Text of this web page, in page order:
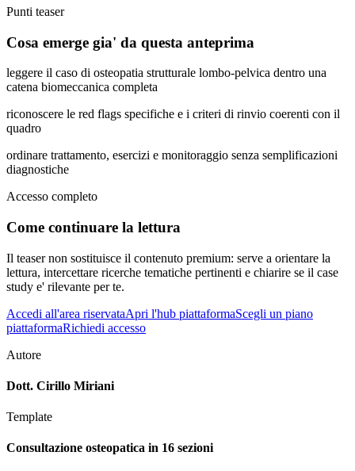
Punti teaser
Cosa emerge gia' da questa anteprima
leggere il caso di osteopatia strutturale lombo-pelvica dentro una
catena biomeccanica completa
riconoscere le red flags specifiche e i criteri di rinvio coerenti con il
quadro
ordinare trattamento, esercizi e monitoraggio senza semplificazioni
diagnostiche
Accesso completo
Come continuare la lettura
Il teaser non sostituisce il contenuto premium: serve a orientare la
lettura, intercettare ricerche tematiche pertinenti e chiarire se il case
study e' rilevante per te.
Accedi all'area riservataApri l'hub piattaformaScegli un piano
piattaformaRichiedi accesso
Autore
Dott. Cirillo Miriani
Template
Consultazione osteopatica in 16 sezioni